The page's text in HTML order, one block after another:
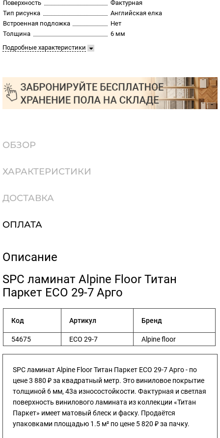
Поверхность
Фактурная
Тип рисунка
Английская елка
Встроенная подложка
Нет
Толщина
6 мм
Подробные характеристики
ОБЗОР
ХАРАКТЕРИСТИКИ
ДОСТАВКА
ОПЛАТА
Описание
​SPC ламинат Alpine Floor Титан
Паркет ECO 29-7 Арго
Код Артикул Бренд
54675 ECO 29-7 Alpine floor
SPC ламинат Alpine Floor Титан Паркет ECO 29-7 Арго - по
цене 3 880 ₽ за квадратный метр. Это виниловое покрытие
толщиной 6 мм, 43а износостойкости. Фактурная и светлая
поверхность винилового ламината из коллекции «Титан
Паркет» имеет матовый блеск и фаску. Продаётся
упаковками площадью 1.5 м² по цене 5 820 ₽ за пачку.